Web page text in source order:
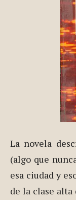
La novela
(algo que
esa ciudad y
de la clase alta